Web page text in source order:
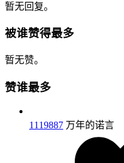
暂无回复。
被谁赞得最多
暂无赞。
赞谁最多
1119887 万年的诺言